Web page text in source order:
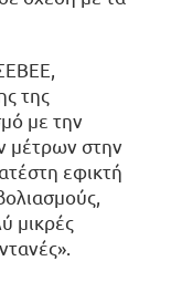
της
με την
μέτρων στην
εφικτή
μικρές